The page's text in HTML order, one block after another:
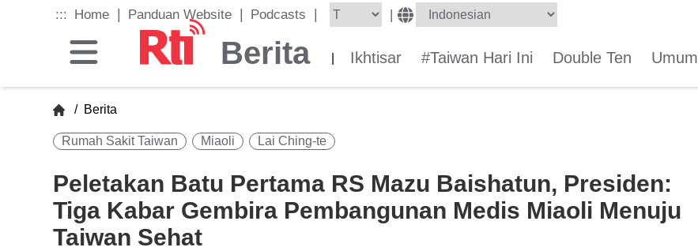
::: Home Panduan Website Podcasts |
Berita Ikhtisar #Taiwan Hari Ini Double Ten Umum
/ Berita
Rumah Sakit Taiwan Miaoli Lai Ching-te
Peletakan Batu Pertama RS Mazu Baishatun, Presiden:
Tiga Kabar Gembira Pembangunan Medis Miaoli Menuju
Taiwan Sehat